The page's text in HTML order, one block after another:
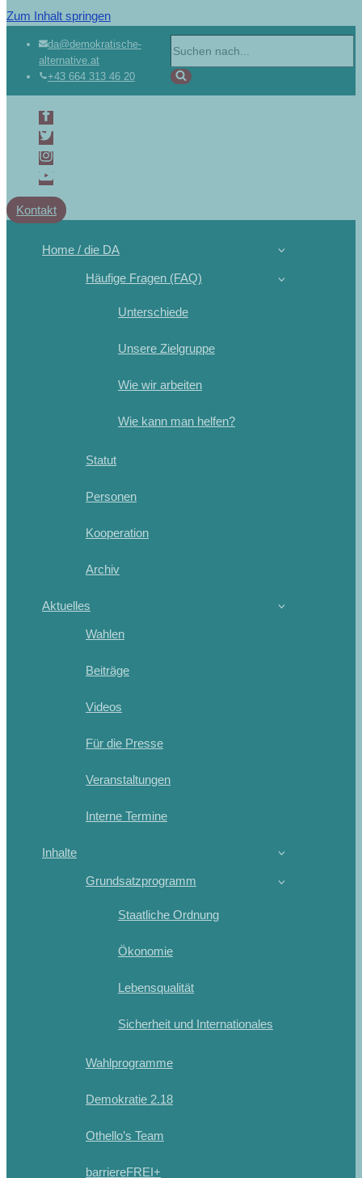
Zum Inhalt springen
da@demokratische-
alternative.at
+43 664 313 46 20
Kontakt
Home / die DA
Häufige Fragen (FAQ)
Unterschiede
Unsere Zielgruppe
Wie wir arbeiten
Wie kann man helfen?
Statut
Personen
Kooperation
Archiv
Aktuelles
Wahlen
Beiträge
Videos
Für die Presse
Veranstaltungen
Interne Termine
Inhalte
Grundsatzprogramm
Staatliche Ordnung
Ökonomie
Lebensqualität
Sicherheit und Internationales
Wahlprogramme
Demokratie 2.18
Othello’s Team
barriereFREI+